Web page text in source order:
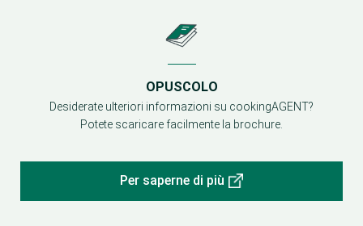
OPUSCOLO
Desiderate ulteriori informazioni su cookingAGENT?
Potete scaricare facilmente la brochure.
Per saperne di più